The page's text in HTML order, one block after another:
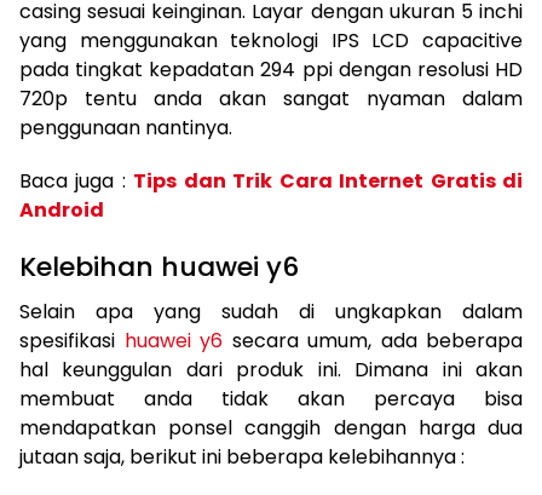
casing sesuai keinginan. Layar dengan ukuran 5 inchi
yang menggunakan teknologi IPS LCD capacitive
pada tingkat kepadatan 294 ppi dengan resolusi HD
720p tentu anda akan sangat nyaman dalam
penggunaan nantinya.
Baca juga : Tips dan Trik Cara Internet Gratis di
Android
Kelebihan huawei y6
Selain apa yang sudah di ungkapkan dalam
spesifikasi huawei y6 secara umum, ada beberapa
hal keunggulan dari produk ini. Dimana ini akan
membuat anda tidak akan percaya bisa
mendapatkan ponsel canggih dengan harga dua
jutaan saja, berikut ini beberapa kelebihannya :